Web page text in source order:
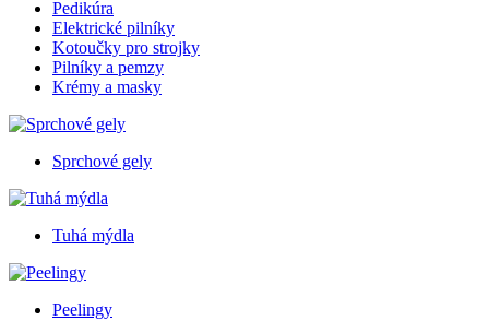
Pedikúra
Elektrické pilníky
Kotoučky pro strojky
Pilníky a pemzy
Krémy a masky
Sprchové gely
Tuhá mýdla
Peelingy